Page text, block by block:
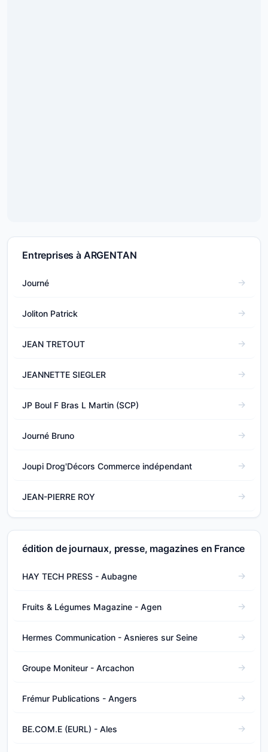
Entreprises à ARGENTAN
Journé
Joliton Patrick
JEAN TRETOUT
JEANNETTE SIEGLER
JP Boul F Bras L Martin (SCP)
Journé Bruno
Joupi Drog'Décors Commerce indépendant
JEAN-PIERRE ROY
édition de journaux, presse, magazines en France
HAY TECH PRESS - Aubagne
Fruits & Légumes Magazine - Agen
Hermes Communication - Asnieres sur Seine
Groupe Moniteur - Arcachon
Frémur Publications - Angers
BE.COM.E (EURL) - Ales